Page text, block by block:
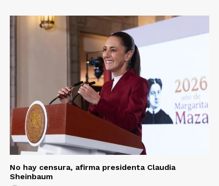
No hay censura, afirma presidenta Claudia
Sheinbaum